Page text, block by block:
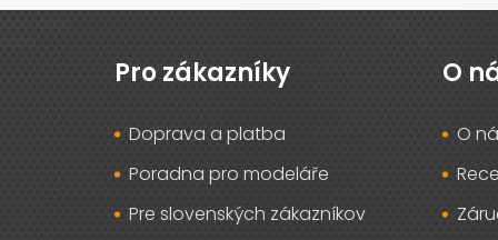
Pro zákazníky
Doprava a platba
Poradna pro modeláře
Pre slovenských zákazníkov
O
O